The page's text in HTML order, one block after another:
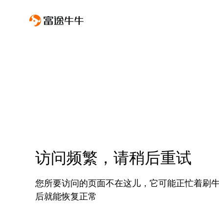
访问频繁，请稍后重试
您所要访问的页面不在这儿，它可能正忙着刷
后就能恢复正常